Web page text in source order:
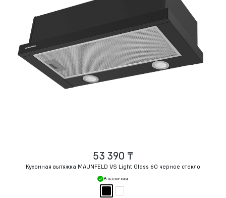
53 390 ₸
Кухонная вытяжка MAUNFELD VS Light Glass 60 черное стекло
В наличии